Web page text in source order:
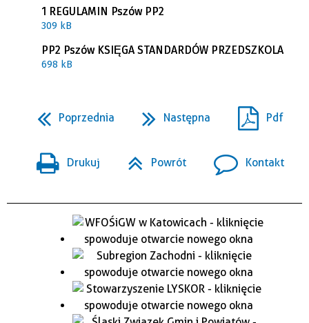
1 REGULAMIN Pszów PP2
309 kB
PP2 Pszów KSIĘGA STANDARDÓW PRZEDSZKOLA
698 kB
Poprzednia Następna Pdf
Drukuj Powrót Kontakt